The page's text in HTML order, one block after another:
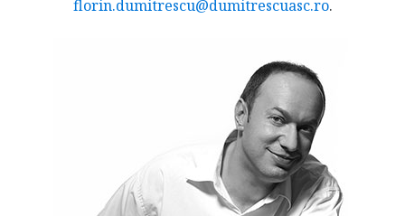
florin.dumitrescu@dumitrescuasc.ro.